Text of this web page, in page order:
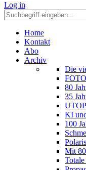
Log in
Home
Kontakt
Abo
Archiv
Die
80
35
KI
100
Mit